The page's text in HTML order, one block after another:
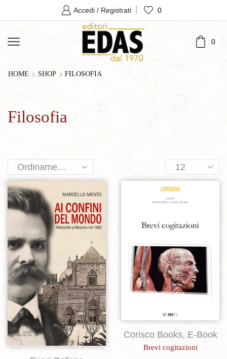
Accedi / Registrati 0
0
HOME SHOP FILOSOFIA
Filosofia
Products
per
page
Aggiungi alla lista dei desideri Aggiungi alla lista dei desideri
Corisco Books, E-Book
Brevi cogitazioni